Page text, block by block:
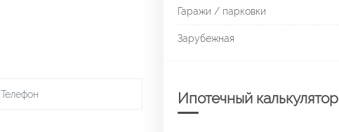
Гаражи / парковки
Зарубежная
Ипотечный калькулятор